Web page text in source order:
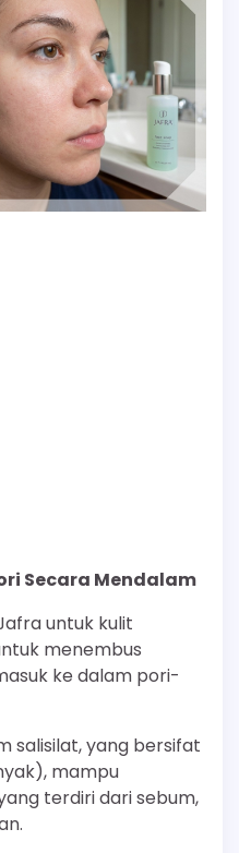
Secara Mendalam
untuk kulit
menembus
ke dalam pori-
salisilat, yang bersifat
mampu
terdiri dari sebum,